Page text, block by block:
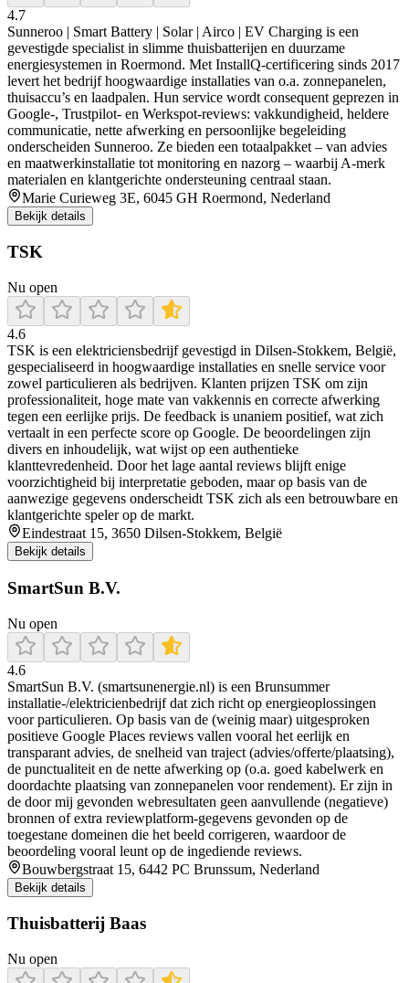
4.7
Sunneroo | Smart Battery | Solar | Airco | EV Charging is een
gevestigde specialist in slimme thuisbatterijen en duurzame
energiesystemen in Roermond. Met InstallQ‑certificering sinds 2017
levert het bedrijf hoogwaardige installaties van o.a. zonnepanelen,
thuisaccu’s en laadpalen. Hun service wordt consequent geprezen in
Google‑, Trustpilot‑ en Werkspot‑reviews: vakkundigheid, heldere
communicatie, nette afwerking en persoonlijke begeleiding
onderscheiden Sunneroo. Ze bieden een totaalpakket – van advies
en maatwerkinstallatie tot monitoring en nazorg – waarbij A‑merk
materialen en klantgerichte ondersteuning centraal staan.
Marie Curieweg 3E, 6045 GH Roermond, Nederland
Bekijk details
TSK
Nu open
4.6
TSK is een elektriciensbedrijf gevestigd in Dilsen-Stokkem, België,
gespecialiseerd in hoogwaardige installaties en snelle service voor
zowel particulieren als bedrijven. Klanten prijzen TSK om zijn
professionaliteit, hoge mate van vakkennis en correcte afwerking
tegen een eerlijke prijs. De feedback is unaniem positief, wat zich
vertaalt in een perfecte score op Google. De beoordelingen zijn
divers en inhoudelijk, wat wijst op een authentieke
klanttevredenheid. Door het lage aantal reviews blijft enige
voorzichtigheid bij interpretatie geboden, maar op basis van de
aanwezige gegevens onderscheidt TSK zich als een betrouwbare en
klantgerichte speler op de markt.
Eindestraat 15, 3650 Dilsen-Stokkem, België
Bekijk details
SmartSun B.V.
Nu open
4.6
SmartSun B.V. (smartsunenergie.nl) is een Brunsummer
installatie-/elektricienbedrijf dat zich richt op energieoplossingen
voor particulieren. Op basis van de (weinig maar) uitgesproken
positieve Google Places reviews vallen vooral het eerlijk en
transparant advies, de snelheid van traject (advies/offerte/plaatsing),
de punctualiteit en de nette afwerking op (o.a. goed kabelwerk en
doordachte plaatsing van zonnepanelen voor rendement). Er zijn in
de door mij gevonden webresultaten geen aanvullende (negatieve)
bronnen of extra reviewplatform-gegevens gevonden op de
toegestane domeinen die het beeld corrigeren, waardoor de
beoordeling vooral leunt op de ingediende reviews.
Bouwbergstraat 15, 6442 PC Brunssum, Nederland
Bekijk details
Thuisbatterij Baas
Nu open